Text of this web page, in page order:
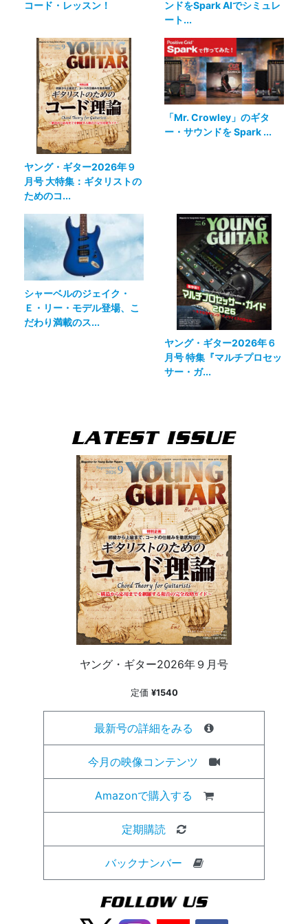
コード・レッスン！
ンドをSpark AIでシミュレ
ート...
ヤング・ギター2026年９
月号 大特集：ギタリストの
ためのコ...
「Mr. Crowley」のギタ
ー・サウンドを Spark ...
シャーベルのジェイク・
Ｅ・リー・モデル登場、こ
だわり満載のス...
ヤング・ギター2026年６
月号 特集『マルチプロセッ
サー・ガ...
ヤング・ギター2026年９月号
定価 ¥1540
最新号の詳細をみる
今月の映像コンテンツ
Amazonで購入する
定期購読
バックナンバー